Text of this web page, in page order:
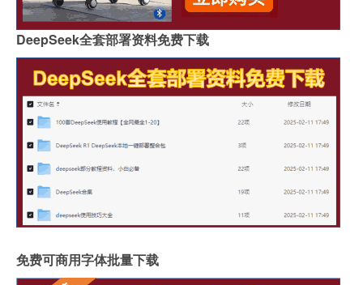
DeepSeek全套部署资料免费下载
免费可商用字体批量下载